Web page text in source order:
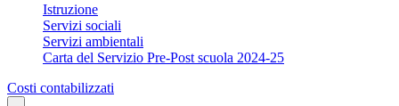
Istruzione
Servizi sociali
Servizi ambientali
Carta del Servizio Pre-Post scuola 2024-25
Costi contabilizzati